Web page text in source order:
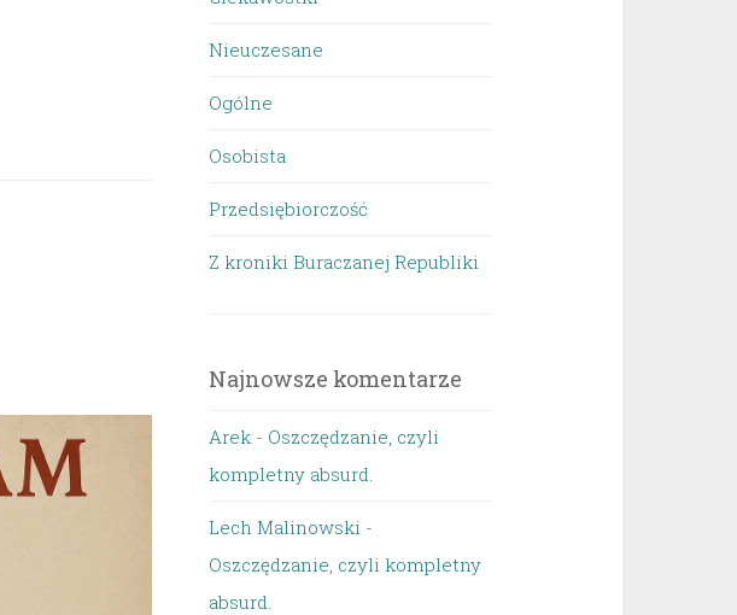
Nieuczesane
Ogólne
Osobista
Przedsiębiorczość
Z kroniki Buraczanej Republiki
Najnowsze komentarze
Arek - Oszczędzanie, czyli
kompletny absurd.
Lech Malinowski -
Oszczędzanie, czyli kompletny
absurd.